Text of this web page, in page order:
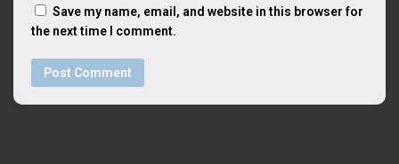
Save my name, email, and website in this browser for
the next time I comment.